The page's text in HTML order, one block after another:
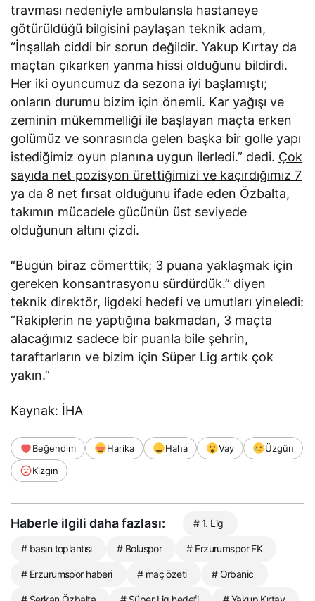
travması nedeniyle ambulansla hastaneye
götürüldüğü bilgisini paylaşan teknik adam,
“İnşallah ciddi bir sorun değildir. Yakup Kırtay da
maçtan çıkarken yanma hissi olduğunu bildirdi.
Her iki oyuncumuz da sezona iyi başlamıştı;
onların durumu bizim için önemli. Kar yağışı ve
zeminin mükemmelliği ile başlayan maçta erken
golümüz ve sonrasında gelen başka bir golle yapı
istediğimiz oyun planına uygun ilerledi.” dedi. Çok
sayıda net pozisyon ürettiğimizi ve kaçırdığımız 7
ya da 8 net fırsat olduğunu ifade eden Özbalta,
takımın mücadele gücünün üst seviyede
olduğunun altını çizdi.
“Bugün biraz cömerttik; 3 puana yaklaşmak için
gereken konsantrasyonu sürdürdük.” diyen
teknik direktör, ligdeki hedefi ve umutları yineledi:
“Rakiplerin ne yaptığına bakmadan, 3 maçta
alacağımız sadece bir puanla bile şehrin,
taraftarların ve bizim için Süper Lig artık çok
yakın.”
Kaynak: İHA
Beğendim Harika Haha Vay
Üzgün
Kızgın
Haberle ilgili daha fazlası: # 1. Lig
# basın toplantısı # Boluspor # Erzurumspor FK
# Erzurumspor haberi # maç özeti # Orbanic